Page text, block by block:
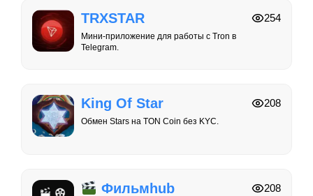
TRXSTAR
Мини-приложение для работы с Tron в
Telegram.
254
King Of Star
Обмен Stars на TON Coin без KYC.
208
Фильмhub 208